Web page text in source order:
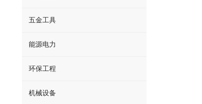
五金工具
能源电力
环保工程
机械设备